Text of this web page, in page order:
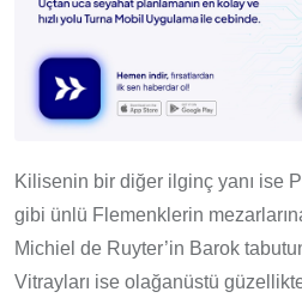
Kilisenin bir diğer ilginç yanı ise
gibi ünlü Flemenklerin
Michiel de Ruyter’in Barok
Vitrayları ise olağanüstü